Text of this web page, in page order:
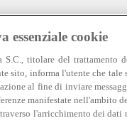
essenziale cookie
S.C., titolare del trattamento
sito, informa l'utente che tale
al fine di inviare
manifestate nell'ambito
l'arricchimento dei dati